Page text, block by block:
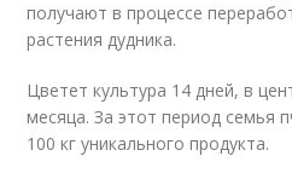
получают в процессе
растения дудника.
Цветет культура 14 дней, в
месяца. За этот период семья
100 кг уникального продукта.